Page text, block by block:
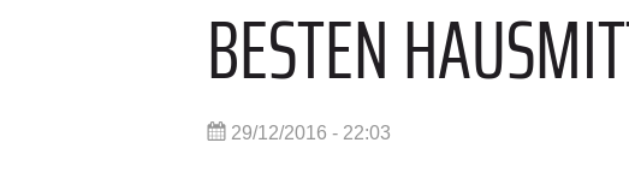
BESTEN
29/12/2016 - 22:03